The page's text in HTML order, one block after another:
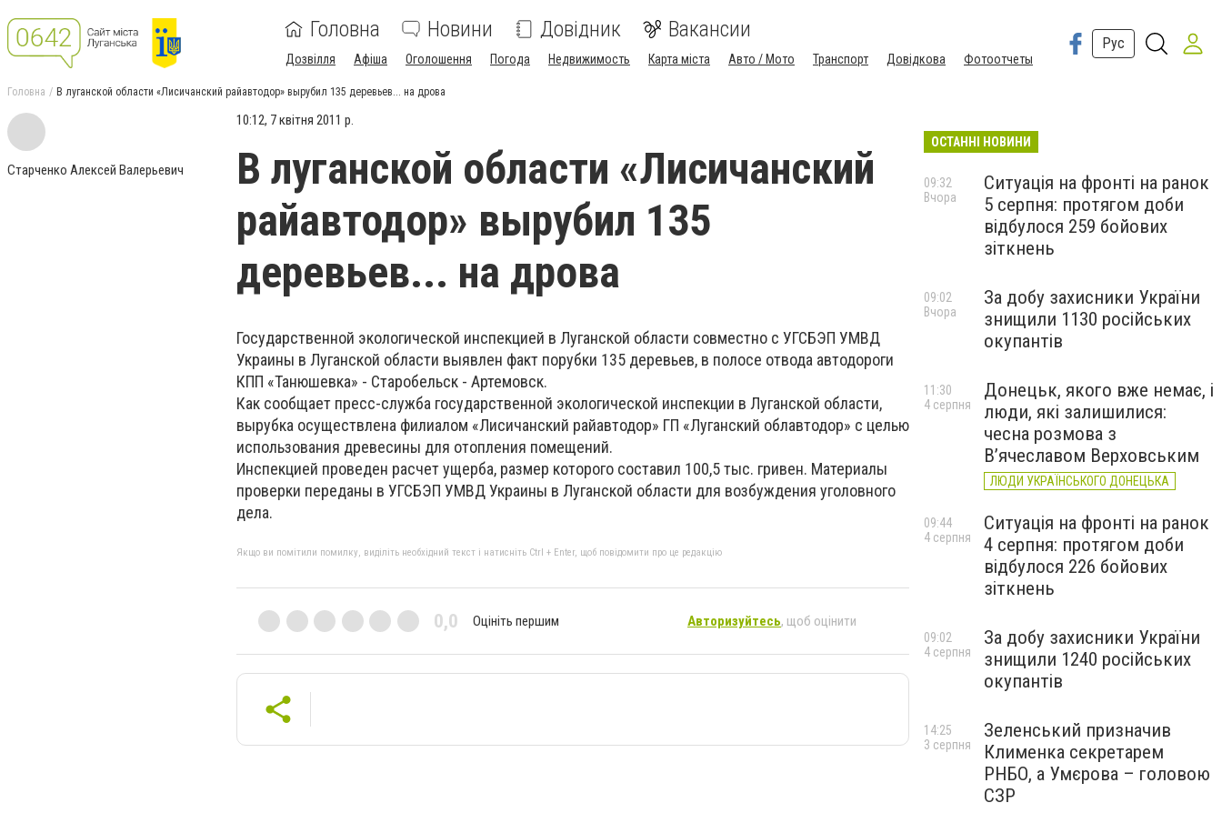
Головна Новини Довідник Вакансии
Дозвілля Афіша Оголошення Погода Недвижимость Карта міста Авто / Мото Транспорт Довідкова Фотоотчеты
Рус
Головна В луганской области «Лисичанский райавтодор» вырубил 135 деревьев... на дрова
Старченко Алексей Валерьевич
10:12, 7 квітня 2011 р.
В луганской области «Лисичанский
райавтодор» вырубил 135
деревьев... на дрова
Государственной экологической инспекцией в Луганской области совместно с УГСБЭП УМВД
Украины в Луганской области выявлен факт порубки 135 деревьев, в полосе отвода автодороги
КПП «Танюшевка» - Старобельск - Артемовск.
Как сообщает пресс-служба государственной экологической инспекции в Луганской области,
вырубка осуществлена ​​филиалом «Лисичанский райавтодор» ГП «Луганский облавтодор» с целью
использования древесины для отопления помещений.
Инспекцией проведен расчет ущерба, размер которого составил 100,5 тыс. гривен. Материалы
проверки переданы в УГСБЭП УМВД Украины в Луганской области для возбуждения уголовного
дела.
Якщо ви помітили помилку, виділіть необхідний текст і натисніть Ctrl + Enter, щоб повідомити про це редакцію
0,0 Оцініть першим Авторизуйтесь, щоб оцінити
ОСТАННІ НОВИНИ
Ситуація на фронті на ранок
5 серпня: протягом доби
відбулося 259 бойових
зіткнень
09:32
Вчора
За добу захисники України
знищили 1130 російських
окупантів
09:02
Вчора
Донецьк, якого вже немає, і
люди, які залишилися:
чесна розмова з
В’ячеславом Верховським
ЛЮДИ УКРАЇНСЬКОГО ДОНЕЦЬКА
11:30
4 серпня
Ситуація на фронті на ранок
4 серпня: протягом доби
відбулося 226 бойових
зіткнень
09:44
4 серпня
За добу захисники України
знищили 1240 російських
окупантів
09:02
4 серпня
Зеленський призначив
Клименка секретарем
РНБО, а Умєрова – головою
СЗР
14:25
3 серпня